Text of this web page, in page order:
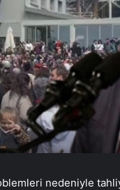
nedeniyle